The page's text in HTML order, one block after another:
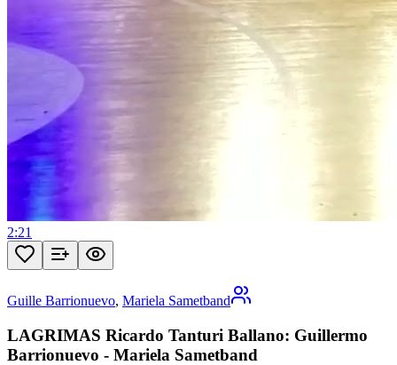
2:21
Guille Barrionuevo, Mariela Sametband
LAGRIMAS Ricardo Tanturi Ballano: Guillermo
Barrionuevo - Mariela Sametband